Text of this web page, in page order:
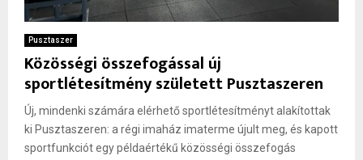
Pusztaszer
Közösségi összefogással új
sportlétesítmény született Pusztaszeren
Új, mindenki számára elérhető sportlétesítményt alakítottak
ki Pusztaszeren: a régi imaház imaterme újult meg, és kapott
sportfunkciót egy példaértékű közösségi összefogás